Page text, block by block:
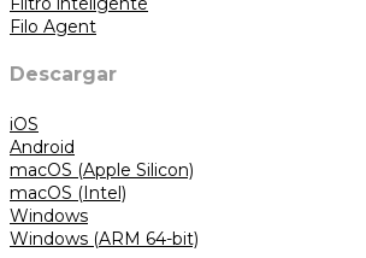
Filo Agent
Descargar
iOS
Android
macOS (Apple Silicon)
macOS (Intel)
Windows
Windows (ARM 64-bit)